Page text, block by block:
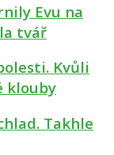
Evu na
tvář
Kvůli
klouby
Takhle